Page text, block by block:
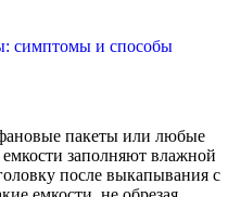
симптомы и способы
пакеты или любые
заполняют влажной
после выкапывания с